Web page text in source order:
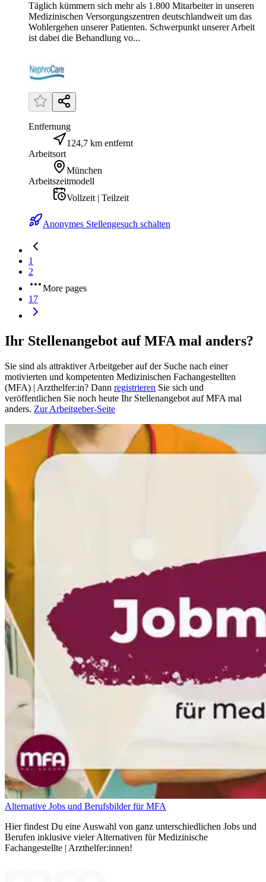
Täglich kümmern sich mehr als 1.800 Mitarbeiter in unseren
Medizinischen Versorgungszentren deutschlandweit um das
Wohlergehen unserer Patienten. Schwerpunkt unserer Arbeit
ist dabei die Behandlung vo...
Entfernung
124,7 km entfernt
Arbeitsort
München
Arbeitszeitmodell
Vollzeit | Teilzeit
Anonymes Stellengesuch schalten
1
2
More pages
17
Ihr Stellenangebot auf MFA mal anders?
Sie sind als attraktiver Arbeitgeber auf der Suche nach einer
motivierten und kompetenten Medizinischen Fachangestellten
(MFA) | Arzthelfer:in? Dann registrieren Sie sich und
veröffentlichen Sie noch heute Ihr Stellenangebot auf MFA mal
anders. Zur Arbeitgeber-Seite
Alternative Jobs und Berufsbilder für MFA
Hier findest Du eine Auswahl von ganz unterschiedlichen Jobs und
Berufen inklusive vieler Alternativen für Medizinische
Fachangestellte | Arzthelfer:innen!